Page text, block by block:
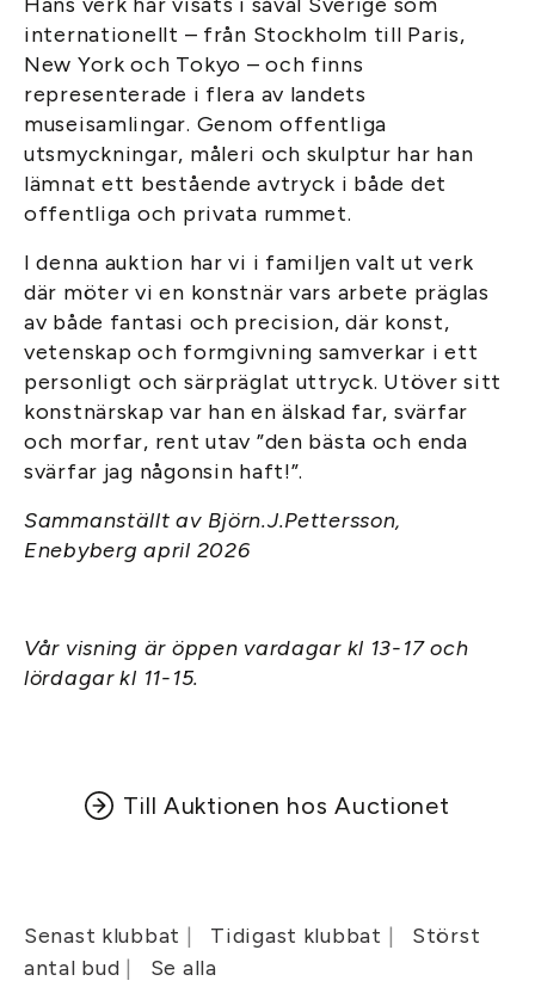
internationellt – från Stockholm till Paris,
New York och Tokyo – och finns
representerade i flera av landets
museisamlingar. Genom offentliga
utsmyckningar, måleri och skulptur har han
lämnat ett bestående avtryck i både det
offentliga och privata rummet.
I denna auktion har vi i familjen valt ut verk
där möter vi en konstnär vars arbete präglas
av både fantasi och precision, där konst,
vetenskap och formgivning samverkar i ett
personligt och särpräglat uttryck. Utöver sitt
konstnärskap var han en älskad far, svärfar
och morfar, rent utav ”den bästa och enda
svärfar jag någonsin haft!”.
Sammanställt av Björn.J.Pettersson,
Enebyberg april 2026
Vår visning är öppen vardagar kl 13-17 och
lördagar kl 11-15.
Till Auktionen hos Auctionet
Senast klubbat Tidigast klubbat
Störst
antal bud
Se alla